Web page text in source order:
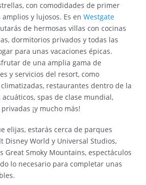
con comodidades de primer
y lujosos. Es enWestgate
de hermosas villas con cocinas
dormitorios privados y todas las
para unas vacaciones épicas.
de una amplia gama de
y servicios del resort, como
restaurantes dentro de la
spas de clase mundial,
¡y mucho más!
elijas, estarás cerca de parques
Disney World y Universal Studios,
Great Smoky Mountains, espectáculos
lo necesario para completar unas